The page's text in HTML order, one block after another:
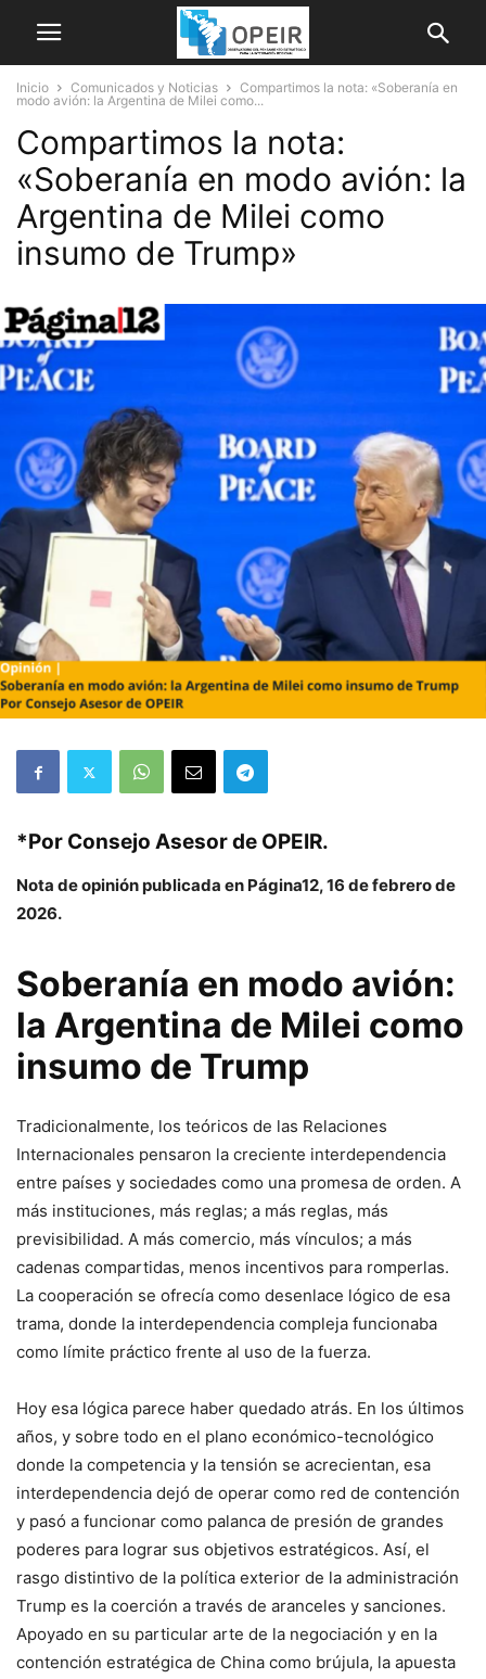
Inicio Comunicados y Noticias
Compartimos la nota: «Soberanía en
modo avión: la Argentina de Milei como...
Compartimos la nota:
«Soberanía en modo avión: la
Argentina de Milei como
insumo de Trump»
*Por Consejo Asesor de OPEIR.
Nota de opinión publicada en Página12, 16 de febrero de
2026.
Soberanía en modo avión:
la Argentina de Milei como
insumo de Trump
Tradicionalmente, los teóricos de las Relaciones
Internacionales pensaron la creciente interdependencia
entre países y sociedades como una promesa de orden. A
más instituciones, más reglas; a más reglas, más
previsibilidad. A más comercio, más vínculos; a más
cadenas compartidas, menos incentivos para romperlas.
La cooperación se ofrecía como desenlace lógico de esa
trama, donde la interdependencia compleja funcionaba
como límite práctico frente al uso de la fuerza.
Hoy esa lógica parece haber quedado atrás. En los últimos
años, y sobre todo en el plano económico-tecnológico
donde la competencia y la tensión se acrecientan, esa
interdependencia dejó de operar como red de contención
y pasó a funcionar como palanca de presión de grandes
poderes para lograr sus objetivos estratégicos. Así, el
rasgo distintivo de la política exterior de la administración
Trump es la coerción a través de aranceles y sanciones.
Apoyado en su particular arte de la negociación y en la
contención estratégica de China como brújula, la apuesta